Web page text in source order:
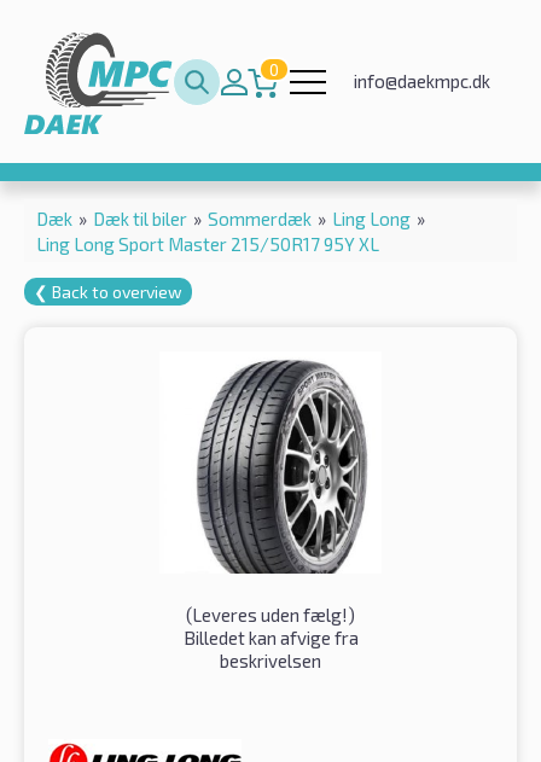
0
info@daekmpc.dk
Dæk » Dæk til biler » Sommerdæk » Ling Long »
Ling Long Sport Master 215/50R17 95Y XL
❮ Back to overview
(Leveres uden fælg!)
Billedet kan afvige fra
beskrivelsen